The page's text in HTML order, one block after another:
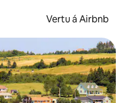
Vertu á Airbnb